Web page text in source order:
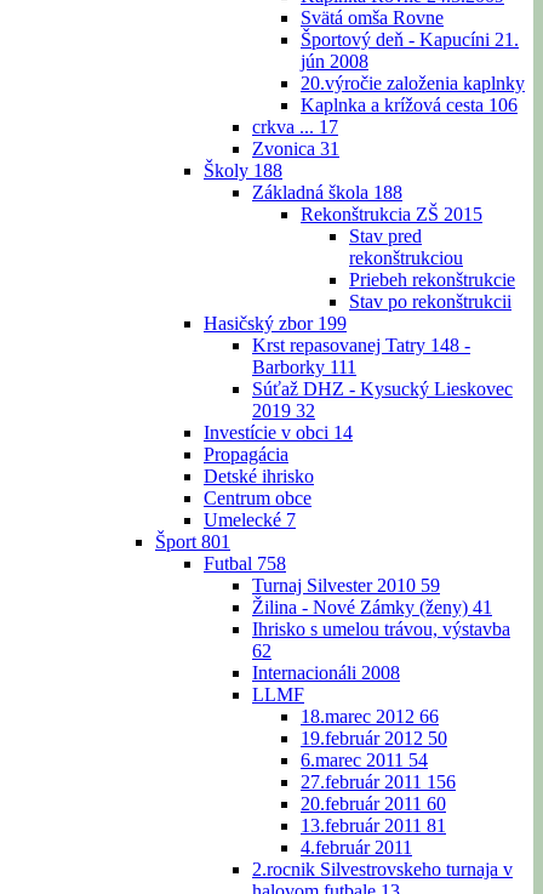
Svätá omša Rovne
Športový deň - Kapucíni 21.
jún 2008
20.výročie založenia kaplnky
Kaplnka a krížová cesta 106
crkva ... 17
Zvonica 31
Školy 188
Základná škola 188
Rekonštrukcia ZŠ 2015
Stav pred
rekonštrukciou
Priebeh rekonštrukcie
Stav po rekonštrukcii
Hasičský zbor 199
Krst repasovanej Tatry 148 -
Barborky 111
Súťaž DHZ - Kysucký Lieskovec
2019 32
Investície v obci 14
Propagácia
Detské ihrisko
Centrum obce
Umelecké 7
Šport 801
Futbal 758
Turnaj Silvester 2010 59
Žilina - Nové Zámky (ženy) 41
Ihrisko s umelou trávou, výstavba
62
Internacionáli 2008
LLMF
18.marec 2012 66
19.február 2012 50
6.marec 2011 54
27.február 2011 156
20.február 2011 60
13.február 2011 81
4.február 2011
2.rocnik Silvestrovskeho turnaja v